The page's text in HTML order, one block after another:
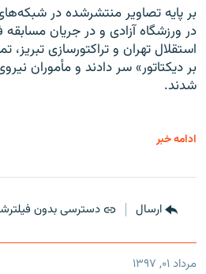
بر پایه تصاویر منتشرشده در
در ورزشگاه آزادی و در جریان مسابقه
استقلال تهران و تراکتورسازی تبریز،
بر دیکتاتور» سر دادند و مأموران
شدند.
ادامه خبر
ارسال دسترسی بدون
مرداد ۰۱, ۱۳۹۷